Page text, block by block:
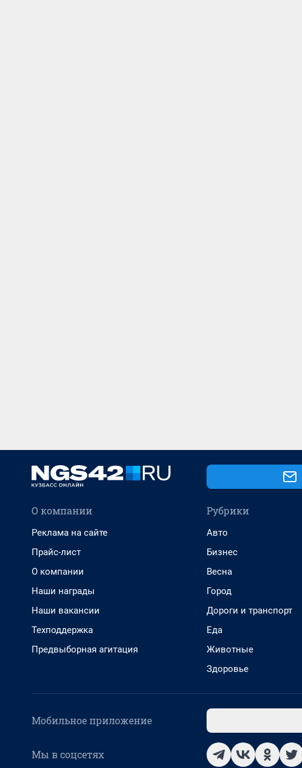
О компании
Реклама на сайте
Прайс-лист
О компании
Наши награды
Наши вакансии
Техподдержка
Предвыборная агитация
Рубрики
Авто
Бизнес
Весна
Город
Дороги и транспорт
Еда
Животные
Здоровье
Мобильное приложение
Мы в соцсетях